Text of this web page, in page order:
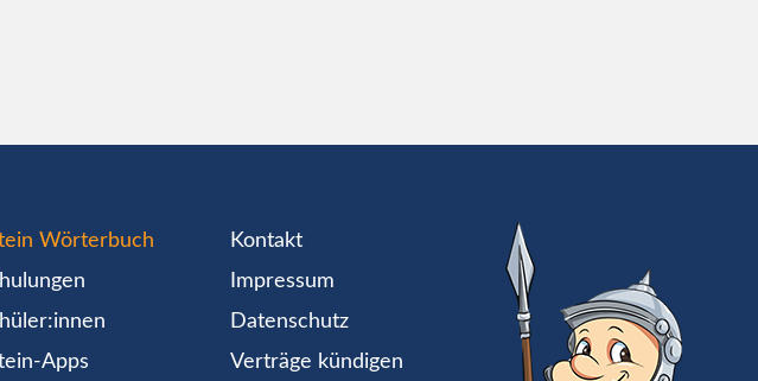
Wörterbuch
Apps
Kontakt
Impressum
Datenschutz
Verträge kündigen